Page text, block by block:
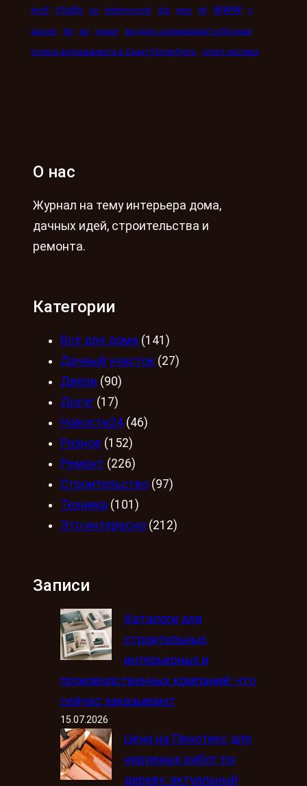
stolf studio su technorosst utp was wi www x
xiaomi xn xxi кухни
продать антиквариат в Москве
скупка антиквариата в Санкт-Петербурге сплит-система
О нас
Журнал на тему интерьера дома,
дачных идей, строительства и
ремонта.
Категории
Всё для дома (141)
Дачный участок (27)
Двери (90)
Досуг (17)
Новости24 (46)
Разное (152)
Ремонт (226)
Строительство (97)
Техника (101)
Это интересно (212)
Записи
Каталоги для
строительных,
интерьерных и
производственных компаний: что
сейчас заказывают
15.07.2026
Цена на Пинотекс для
наружных работ по
дереву: актуальный